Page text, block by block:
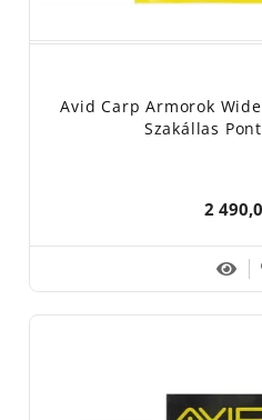
Avid Carp Armorok
Szakállas
2